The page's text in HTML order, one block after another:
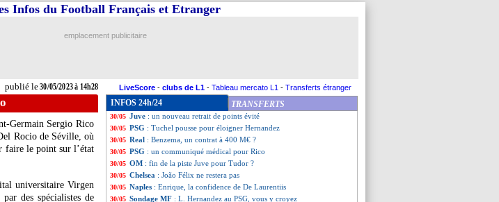
publié le30/05/2023 à 14h28
Infos du Football Français et Etranger
emplacement publicitaire
LiveScore - clubs de L1 - Tableau mercato L1 - Transferts étranger
Germain Sergio Rico
Rocio de Séville, où
faire le point sur l’état
universitaire Virgen
des spécialistes de
INFOS 24h/24 TRANSFERTS
30/05 Barça: Fati, Xavi ne garantit rien...
30/05 Barça
30/05 Angers : Chetti licencié (officiel)
30/05 Divers: Ronaldo, les belles paroles de Mendes
30/05 Juve : un nouveau retrait de points évité
30/05 PSG : Tuchel pousse pour éloigner Hernandez
30/05 Real : Benzema, un contrat à 400 M€ ?
30/05 PSG : un communiqué médical pour Rico
30/05 OM : fin de la piste Juve pour Tudor ?
30/05 Chelsea : João Félix ne restera pas
30/05 Naples : Enrique, la confidence de De Laurentiis
30/05 Sondage MF : L. Hernandez au PSG, vous y croyez